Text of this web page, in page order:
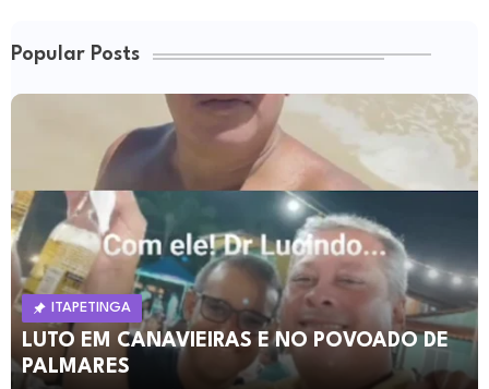
Popular Posts
ITAPETINGA
LUTO EM CANAVIEIRAS E NO POVOADO DE
PALMARES